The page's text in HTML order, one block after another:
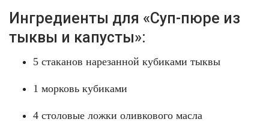
Ингредиенты для «Суп-пюре из
тыквы и капусты»:
5 стаканов нарезанной кубиками тыквы
1 морковь кубиками
4 столовые ложки оливкового масла